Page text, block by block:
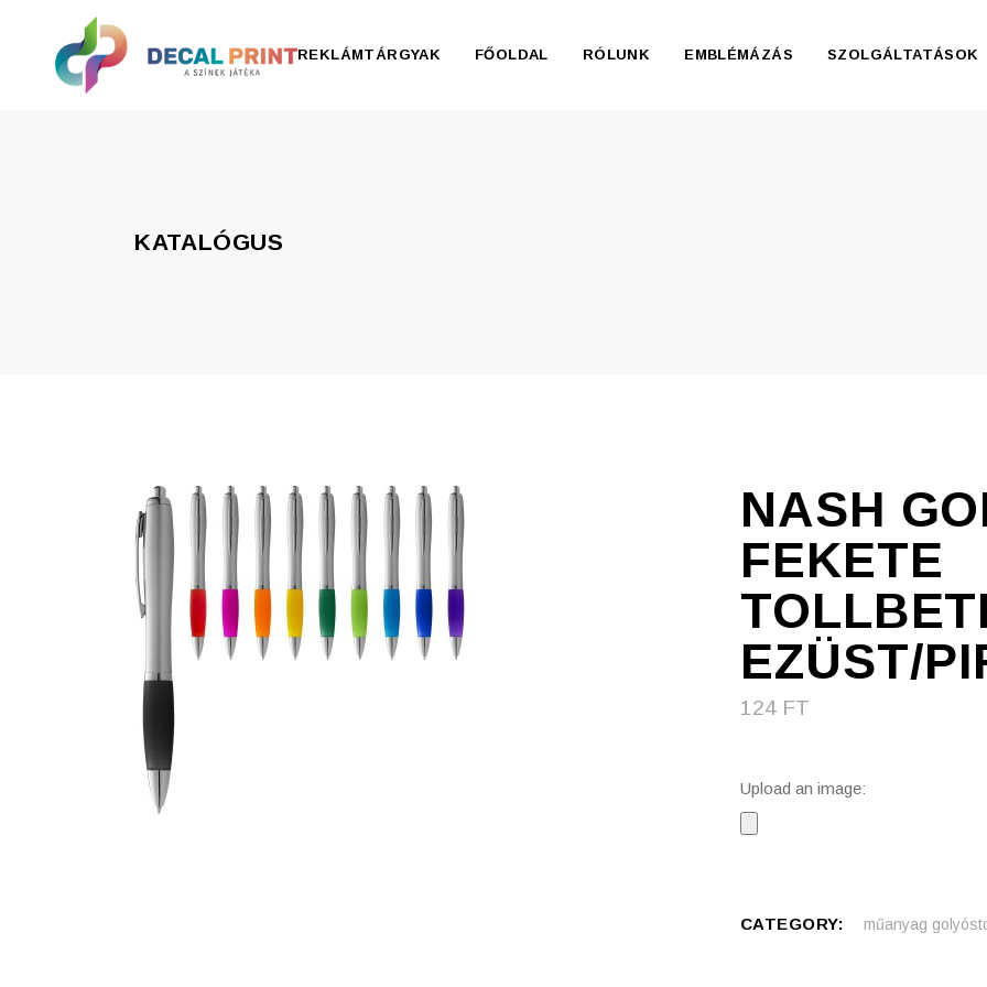
REKLÁMTÁRGYAK
Szépség, egészség
Szerelés, autó
Tárca, kulcstartó
Táska
FŐOLDAL RÓLUNK EMBLÉMÁZÁS SZOLGÁLTATÁSOK
KATALÓGUS
NASH
FEKETE
EZÜST/
124 FT
Upload an image:
CATEGORY: műanyag